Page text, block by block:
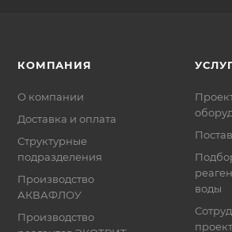
КОМПАНИЯ
О компании
Доставка и оплата
Структурные
подразделения
Производство
АКВАФЛОУ
Производство
воды